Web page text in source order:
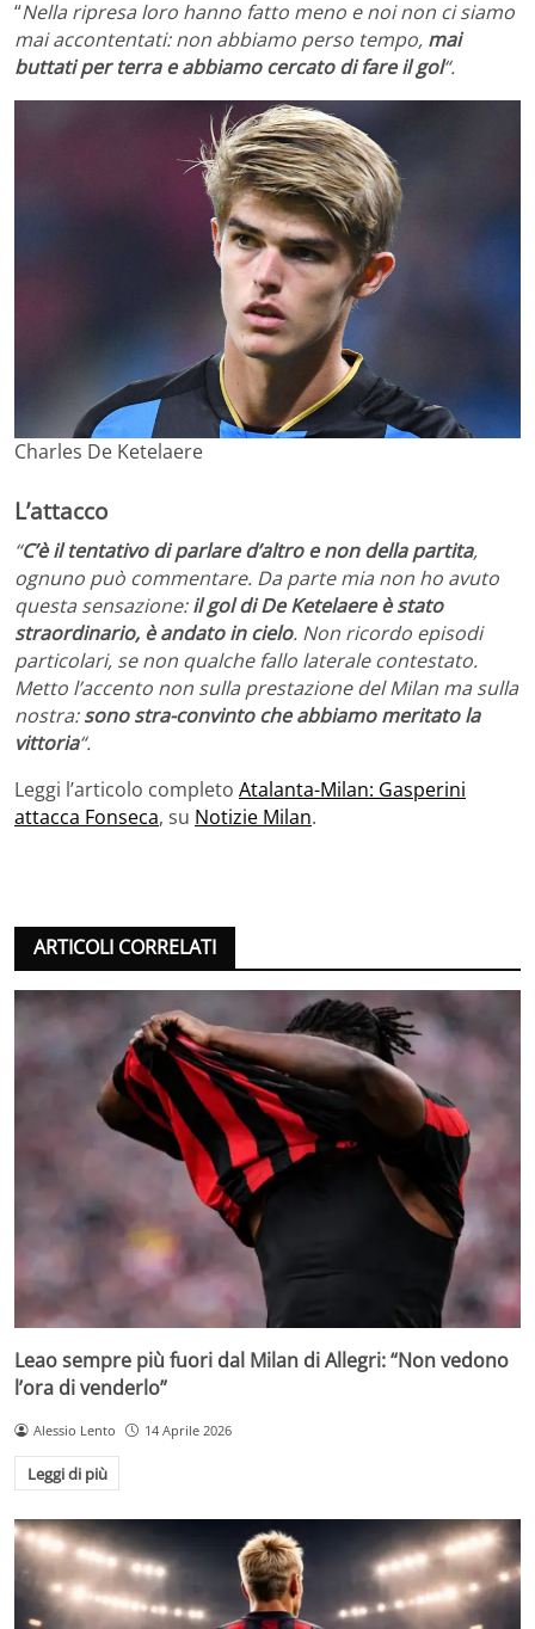
“Nella ripresa loro hanno fatto meno e noi non ci siamo
mai accontentati: non abbiamo perso tempo, mai
buttati per terra e abbiamo cercato di fare il gol“.
Charles De Ketelaere
L’attacco
“C’è il tentativo di parlare d’altro e non della partita,
ognuno può commentare. Da parte mia non ho avuto
questa sensazione:il gol di De Ketelaere è stato
straordinario, è andato in cielo. Non ricordo episodi
particolari, se non qualche fallo laterale contestato.
Metto l’accento non sulla prestazione del Milan ma sulla
nostra:sono stra-convinto che abbiamo meritato la
vittoria“.
Leggi l’articolo completo Atalanta-Milan: Gasperini
attacca Fonseca, su Notizie Milan.
ARTICOLI CORRELATI
Leao sempre più fuori dal Milan di Allegri: “Non vedono
l’ora di venderlo”
Alessio Lento 14 Aprile 2026
Leggi di più